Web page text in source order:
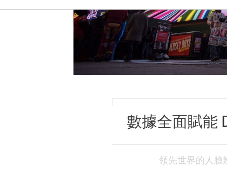
數據全面賦能
領先世界的人臉